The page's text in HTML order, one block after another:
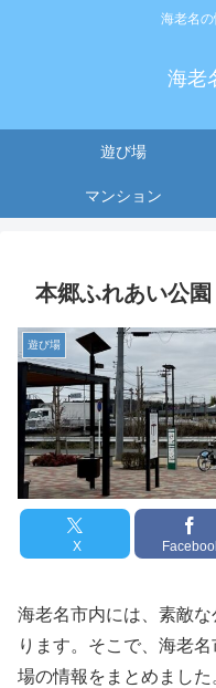
海老名
海老
遊び場
マンション
本郷ふれあい公園
遊び場
X
海老名市内には、素敵
ります。そこで、海老
場の情報をまとめまし